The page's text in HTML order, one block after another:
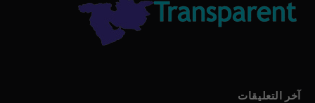
آخر التعليقات